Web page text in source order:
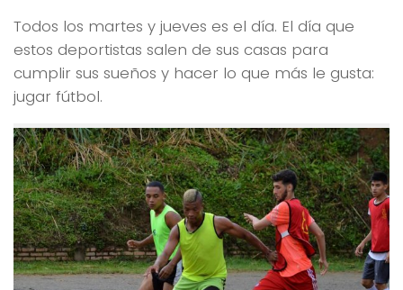
Todos los martes y jueves es el día. El día que
estos deportistas salen de sus casas para
cumplir sus sueños y hacer lo que más le gusta:
jugar fútbol.